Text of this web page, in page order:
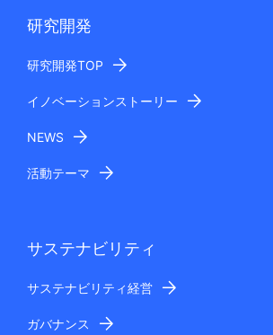
研究開発
研究開発TOP
イノベーションストーリー
NEWS
活動テーマ
サステナビリティ
サステナビリティ経営
ガバナンス